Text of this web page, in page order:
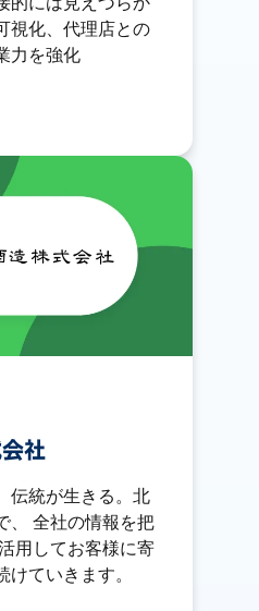
視化、代理店との
力を強化
社
伝統が生きる。北
、 全社の情報を把
用してお客様に寄
けていきます。